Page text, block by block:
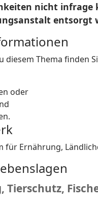
nicht infrage
entsorgt
diesem Thema finden
oder
für Ernährung,
Tierschutz,